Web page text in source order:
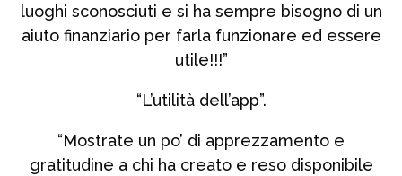
luoghi sconosciuti e si ha sempre bisogno di un
aiuto finanziario per farla funzionare ed essere
utile!!!”
“L’utilità dell’app”.
“Mostrate un po’ di apprezzamento e
gratitudine a chi ha creato e reso disponibile